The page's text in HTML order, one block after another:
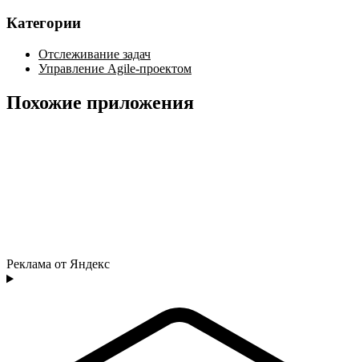
Категории
Отслеживание задач
Управление Agile-проектом
Похожие приложения
Реклама от Яндекс